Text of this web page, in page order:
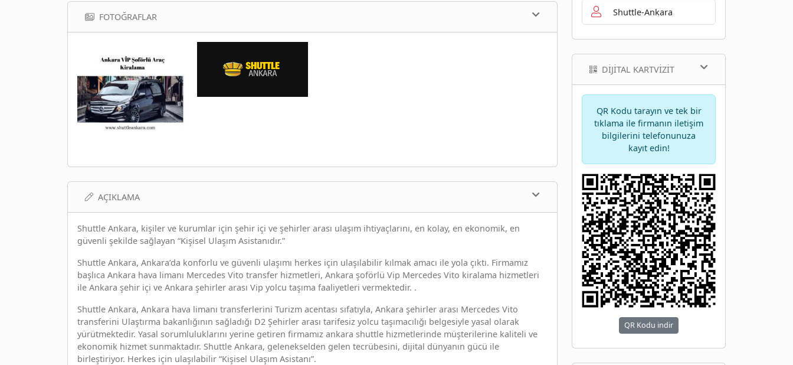
FOTOĞRAFLAR
AÇIKLAMA
Shuttle Ankara, kişiler ve kurumlar için şehir içi ve şehirler arası ulaşım ihtiyaçlarını, en kolay, en ekonomik, en
güvenli şekilde sağlayan “Kişisel Ulaşım Asistanıdır.”
Shuttle Ankara, Ankara’da konforlu ve güvenli ulaşımı herkes için ulaşılabilir kılmak amacı ile yola çıktı. Firmamız
başlıca Ankara hava limanı Mercedes Vito transfer hizmetleri, Ankara şoförlü Vip Mercedes Vito kiralama hizmetleri
ile Ankara şehir içi ve Ankara şehirler arası Vip yolcu taşıma faaliyetleri vermektedir. .
Shuttle Ankara, Ankara hava limanı transferlerini Turizm acentası sıfatıyla, Ankara şehirler arası Mercedes Vito
transferini Ulaştırma bakanlığının sağladığı D2 Şehirler arası tarifesiz yolcu taşımacılığı belgesiyle yasal olarak
yürütmektedir. Yasal sorumluluklarını yerine getiren firmamız ankara shuttle hizmetlerinde müşterilerine kaliteli ve
ekonomik hizmet sunmaktadır. Shuttle Ankara, gelenekselden gelen tecrübesini, dijital dünyanın gücü ile
birleştiriyor. Herkes için ulaşılabilir “Kişisel Ulaşım Asistanı”.
Shuttle-Ankara
DIJITAL KARTVIZIT
QR Kodu tarayın ve tek bir
tıklama ile firmanın iletişim
bilgilerini telefonunuza
kayıt edin!
QR Kodu indir